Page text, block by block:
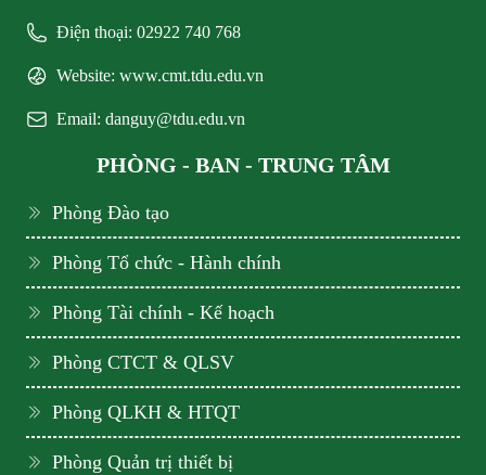
Điện thoại: 02922 740 768
Website: www.cmt.tdu.edu.vn
Email: danguy@tdu.edu.vn
PHÒNG - BAN - TRUNG TÂM
Phòng Đào tạo
Phòng Tổ chức - Hành chính
Phòng Tài chính - Kế hoạch
Phòng CTCT & QLSV
Phòng QLKH & HTQT
Phòng Quản trị thiết bị